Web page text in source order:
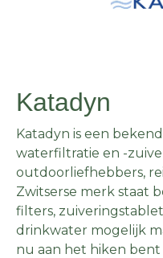
Katadyn
Katadyn is een
waterfiltratie en -
outdoorliefhebbers,
Zwitserse merk staat
filters,
drinkwater mogelijk
nu aan het hiken